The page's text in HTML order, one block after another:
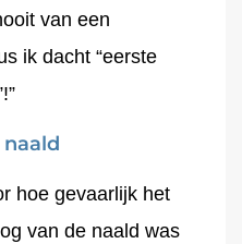
van een
ik dacht “eerste
hoe gevaarlijk het
van de naald was